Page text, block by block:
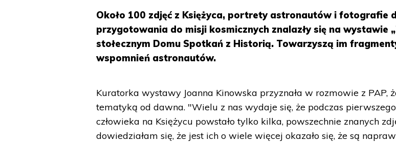
Około 100 zdjęć z Księżyca, portrety astronautów i fotografie
przygotowania do misji kosmicznych znalazły się na wystawie
stołecznym Domu Spotkań z Historią. Towarzyszą im
wspomnień astronautów.
Kuratorka wystawy Joanna Kinowska przyznała w rozmowie z PAP,
tematyką od dawna. "Wielu z nas wydaje się, że podczas
człowieka na Księżycu powstało tylko kilka, powszechnie znanych
dowiedziałam się, że jest ich o wiele więcej okazało się, że są